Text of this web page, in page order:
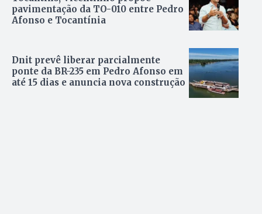
pavimentação da TO-010 entre Pedro
Afonso e Tocantínia
Dnit prevê liberar parcialmente
ponte da BR-235 em Pedro Afonso em
até 15 dias e anuncia nova construção